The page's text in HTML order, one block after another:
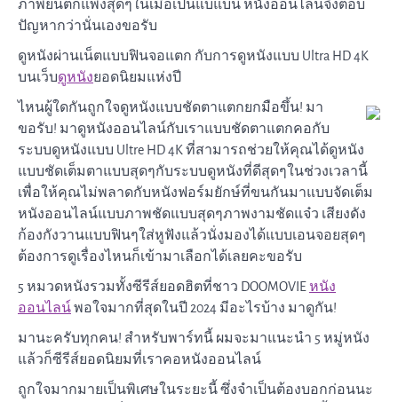
ภาพยนต์ก็แพงสุดๆในเมื่อเป็นแบแบนี้ หนังออนไลน์จึงตอบ
ปัญหากว่านั่นเองขอรับ
ดูหนังผ่านเน็ตแบบฟินจอแตก กับการดูหนังแบบ Ultra HD 4K
บนเว็บดูหนังยอดนิยมแห่งปี
ไหนผู้ใดกันถูกใจดูหนังแบบชัดตาแตกยกมือขึ้น! มา
ขอรับ! มาดูหนังออนไลน์กับเราแบบชัดตาแตกคอกับ
ระบบดูหนังแบบ Ultre HD 4K ที่สามารถช่วยให้คุณได้ดูหนัง
แบบชัดเต็มตาแบบสุดๆกับระบบดูหนังที่ดีสุดๆในช่วงเวลานี้
เพื่อให้คุณไม่พลาดกับหนังฟอร์มยักษ์ที่ขนกันมาแบบจัดเต็ม
หนังออนไลน์แบบภาพชัดแบบสุดๆภาพงามชัดแจ๋ว เสียงดัง
ก้องกังวานแบบฟินๆใส่หูฟังแล้วนั่งมองได้แบบเอนจอยสุดๆ
ต้องการดูเรื่องไหนก็เข้ามาเลือกได้เลยคะขอรับ
5 หมวดหนังรวมทั้งซีรีส์ยอดฮิตที่ชาว DOOMOVIEหนัง
ออนไลน์พอใจมากที่สุดในปี 2024 มีอะไรบ้าง มาดูกัน!
มานะครับทุกคน! สำหรับพาร์ทนี้ ผมจะมาแนะนำ 5 หมู่หนัง
แล้วก็ซีรีส์ยอดนิยมที่เราคอหนังออนไลน์
ถูกใจมากมายเป็นพิเศษในระยะนี้ ซึ่งจำเป็นต้องบอกก่อนนะ